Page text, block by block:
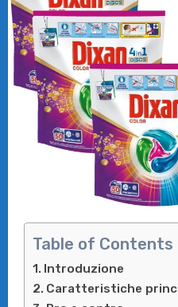
Table of Contents
Introduzione
Caratteristiche